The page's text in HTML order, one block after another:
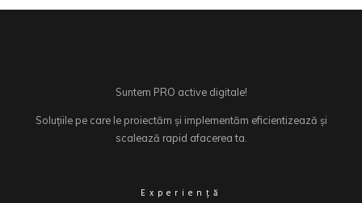
Suntem PRO active digitale!
Soluțiile pe care le proiectăm și implementăm eficientizează și
scalează rapid afacerea ta.
Experiență